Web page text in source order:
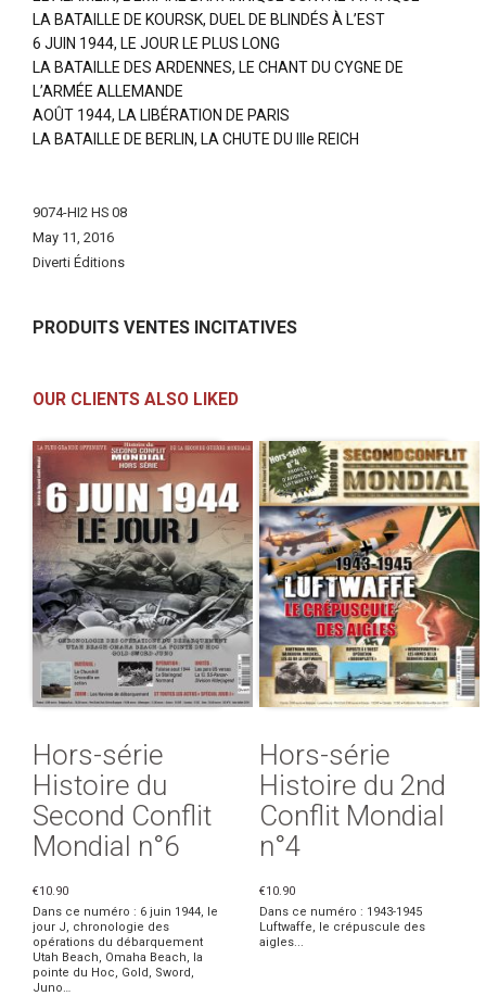
LA BATAILLE DE KOURSK, DUEL DE BLINDÉS À L’EST
6 JUIN 1944, LE JOUR LE PLUS LONG
LA BATAILLE DES ARDENNES, LE CHANT DU CYGNE DE
L’ARMÉE ALLEMANDE
AOÛT 1944, LA LIBÉRATION DE PARIS
LA BATAILLE DE BERLIN, LA CHUTE DU IIIe REICH
Information
9074-HI2 HS 08
May 11, 2016
Diverti Éditions
PRODUITS VENTES INCITATIVES
OUR CLIENTS ALSO LIKED
Hors-série
Histoire du
Second Conflit
Mondial n°6
€10.90
Dans ce numéro : 6 juin 1944, le
jour J, chronologie des
opérations du débarquement
Utah Beach, Omaha Beach, la
pointe du Hoc, Gold, Sword,
Juno…
Hors-série
Histoire du 2nd
Conflit Mondial
n°4
€10.90
Dans ce numéro : 1943-1945
Luftwaffe, le crépuscule des
aigles...